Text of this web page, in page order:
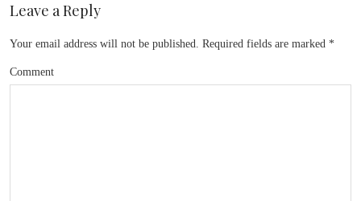
Leave a Reply
Your email address will not be published. Required fields are marked *
Comment